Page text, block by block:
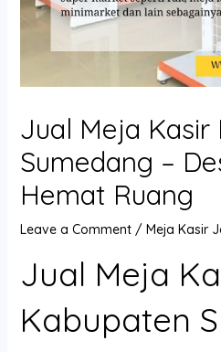
Jual Meja Kasir
Sumedang –
Hemat Ruang
Leave a Comment / Meja Kasir
Jual Meja
Kabupaten